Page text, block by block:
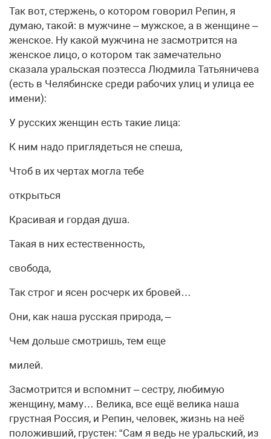
Так вот, стержень, о котором говорил Репин, я
думаю, такой: в мужчине – мужское, а в женщине –
женское. Ну какой мужчина не засмотрится на
женское лицо, о котором так замечательно
сказала уральская поэтесса Людмила Татьяничева
(есть в Челябинске среди рабочих улиц и улица ее
имени):
У русских женщин есть такие лица:
К ним надо приглядеться не спеша,
Чтоб в их чертах могла тебе
открыться
Красивая и гордая душа.
Такая в них естественность,
свобода,
Так строг и ясен росчерк их бровей…
Они, как наша русская природа, –
Чем дольше смотришь, тем еще
милей.
Засмотрится и вспомнит – сестру, любимую
женщину, маму… Велика, все ещё велика наша
грустная Россия, и Репин, человек, жизнь на неё
положивший, грустен: “Сам я ведь не уральский, из